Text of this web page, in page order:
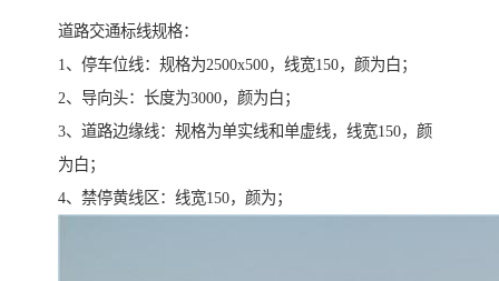
道路交通标线规格：
1、停车位线：规格为2500x500，线宽150，颜为白；
2、导向头：长度为3000，颜为白；
3、道路边缘线：规格为单实线和单虚线，线宽150，颜
为白；
4、禁停黄线区：线宽150，颜为；